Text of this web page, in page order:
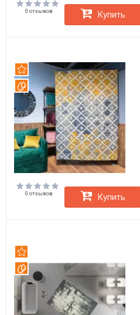
0 отзывов Купить
Рекомендуем
Вотерпруф
0 отзывов Купить